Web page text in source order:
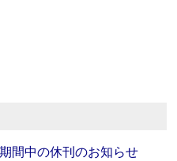
間中の休刊のお知らせ